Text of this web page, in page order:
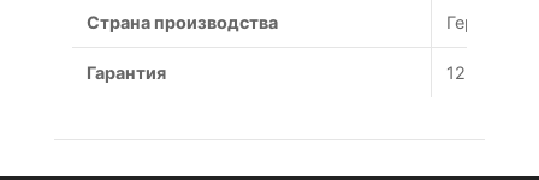
Страна производства Германия
Гарантия 12